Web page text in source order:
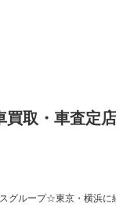
買取・車査定
グループ☆東京・横浜に